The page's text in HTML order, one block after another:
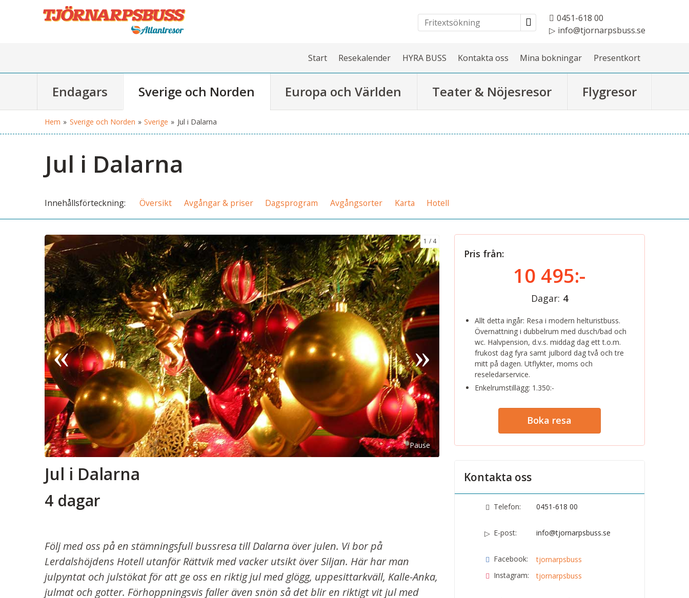
0451-618 00
info@tjornarpsbuss.se
Start Resekalender HYRA BUSS Kontakta oss Mina bokningar Presentkort
Endagars Sverige och Norden Europa och Världen Teater & Nöjesresor Flygresor
Hem » Sverige och Norden » Sverige » Jul i Dalarna
Jul i Dalarna
Innehållsförteckning Översikt Avgångar & priser Dagsprogram Avgångsorter Karta Hotell
Pause
1 4
Jul i Dalarna
4 dagar
Följ med oss på en stämningsfull bussresa till Dalarna över julen. Vi bor på
Lerdalshöjdens Hotell utanför Rättvik med vacker utsikt över Siljan. Här har man
julpyntat och julstökat för att ge oss en riktig jul med glögg, uppesittarkväll, Kalle-Anka,
julmat och gotter. Förhoppningsvis faller även snön så det blir en riktigt vit jul med
Pris från:
10 495:-
Dagar: 4
Allt detta ingår: Resa i modern helturistbuss.
Övernattning i dubbelrum med dusch/bad och
wc. Halvpension, d.v.s. middag dag ett t.o.m.
frukost dag fyra samt julbord dag två och tre
mitt på dagen. Utflykter, moms och
reseledarservice.
Enkelrumstillägg: 1.350:-
Boka resa
Kontakta oss
Telefon: 0451-618 00
E-post: info@tjornarpsbuss.se
Facebook:
tjornarpsbuss
Instagram:
tjornarpsbuss